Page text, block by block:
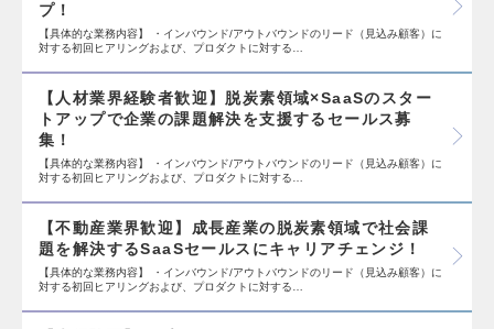
プ！
【具体的な業務内容】 ・インバウンド/アウトバウンドのリード（見込み顧客）に
対する初回ヒアリングおよび、プロダクトに対する…
【人材業界経験者歓迎】脱炭素領域×SaaSのスター
トアップで企業の課題解決を支援するセールス募
集！
【具体的な業務内容】 ・インバウンド/アウトバウンドのリード（見込み顧客）に
対する初回ヒアリングおよび、プロダクトに対する…
【不動産業界歓迎】成長産業の脱炭素領域で社会課
題を解決するSaaSセールスにキャリアチェンジ！
【具体的な業務内容】 ・インバウンド/アウトバウンドのリード（見込み顧客）に
対する初回ヒアリングおよび、プロダクトに対する…